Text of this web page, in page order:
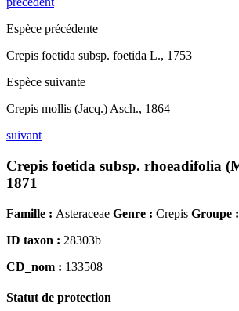
Espèce précédente
Crepis foetida subsp. foetida L., 1753
Espèce suivante
Crepis mollis (Jacq.) Asch., 1864
suivant
Crepis foetida subsp. rhoeadifolia
1871
Famille : Asteraceae Genre : Crepis Groupe :
ID taxon : 28303b
CD_nom : 133508
Statut de protection